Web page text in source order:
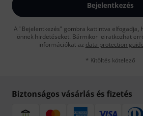
Bejelentkezés
A "Bejelentkezés" gombra kattintva elfogadja,
önnek hirdetéseket. Bármikor leiratkozhat
információkat az data protection
* Kitöltés kötelező
Biztonságos vásárlás és fizetés